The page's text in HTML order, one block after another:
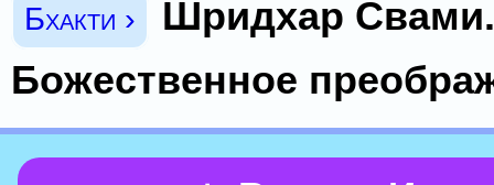
Бхакти ›
Шридхар Свами.
Божественное